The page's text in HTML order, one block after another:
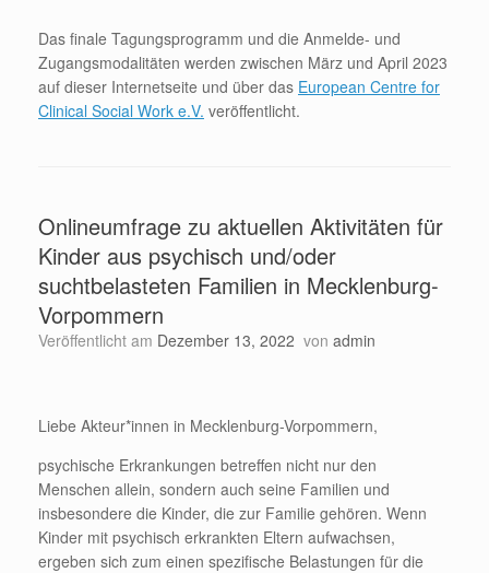
Das finale Tagungsprogramm und die Anmelde- und
Zugangsmodalitäten werden zwischen März und April 2023
auf dieser Internetseite und über das European Centre for
Clinical Social Work e.V. veröffentlicht.
Onlineumfrage zu aktuellen Aktivitäten für
Kinder aus psychisch und/oder
suchtbelasteten Familien in Mecklenburg-
Vorpommern
Veröffentlicht am Dezember 13, 2022 von admin
Liebe Akteur*innen in Mecklenburg-Vorpommern,
psychische Erkrankungen betreffen nicht nur den
Menschen allein, sondern auch seine Familien und
insbesondere die Kinder, die zur Familie gehören. Wenn
Kinder mit psychisch erkrankten Eltern aufwachsen,
ergeben sich zum einen spezifische Belastungen für die